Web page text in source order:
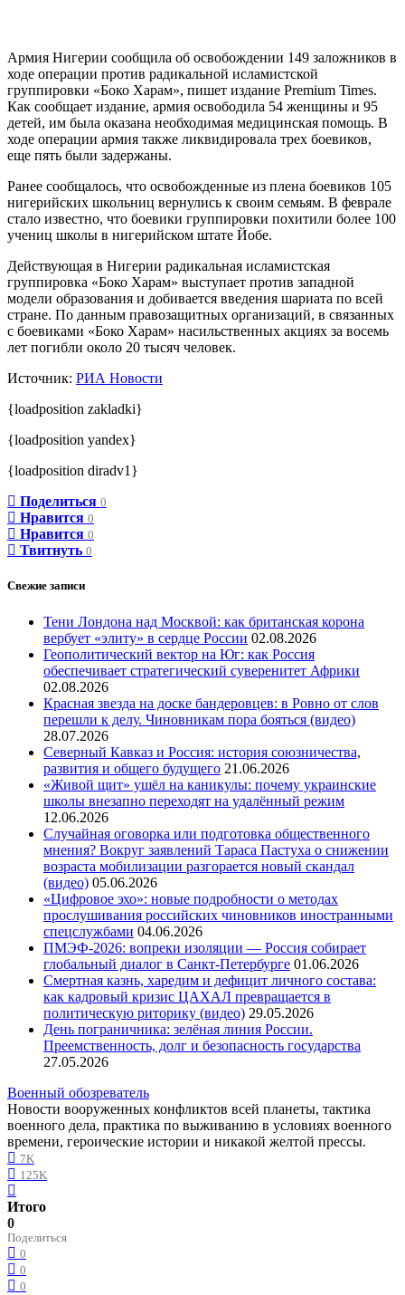
Армия Нигерии сообщила об освобождении 149 заложников в
ходе операции против радикальной исламистской
группировки «Боко Харам», пишет издание Premium Times.
Как сообщает издание, армия освободила 54 женщины и 95
детей, им была оказана необходимая медицинская помощь. В
ходе операции армия также ликвидировала трех боевиков,
еще пять были задержаны.
Ранее сообщалось, что освобожденные из плена боевиков 105
нигерийских школьниц вернулись к своим семьям. В феврале
стало известно, что боевики группировки похитили более 100
учениц школы в нигерийском штате Йобе.
Действующая в Нигерии радикальная исламистская
группировка «Боко Харам» выступает против западной
модели образования и добивается введения шариата по всей
стране. По данным правозащитных организаций, в связанных
с боевиками «Боко Харам» насильственных акциях за восемь
лет погибли около 20 тысяч человек.
Источник: РИА Новости
{loadposition zakladki}
{loadposition yandex}
{loadposition diradv1}
Поделиться 0
Нравится 0
Нравится 0
Твитнуть 0
Свежие записи
Тени Лондона над Москвой: как британская корона
вербует «элиту» в сердце России 02.08.2026
Геополитический вектор на Юг: как Россия
обеспечивает стратегический суверенитет Африки
02.08.2026
Красная звезда на доске бандеровцев: в Ровно от слов
перешли к делу. Чиновникам пора бояться (видео)
28.07.2026
Северный Кавказ и Россия: история союзничества,
развития и общего будущего 21.06.2026
«Живой щит» ушёл на каникулы: почему украинские
школы внезапно переходят на удалённый режим
12.06.2026
Случайная оговорка или подготовка общественного
мнения? Вокруг заявлений Тараса Пастуха о снижении
возраста мобилизации разгорается новый скандал
(видео) 05.06.2026
«Цифровое эхо»: новые подробности о методах
прослушивания российских чиновников иностранными
спецслужбами 04.06.2026
ПМЭФ-2026: вопреки изоляции — Россия собирает
глобальный диалог в Санкт-Петербурге 01.06.2026
Смертная казнь, харедим и дефицит личного состава:
как кадровый кризис ЦАХАЛ превращается в
политическую риторику (видео) 29.05.2026
День пограничника: зелёная линия России.
Преемственность, долг и безопасность государства
27.05.2026
Военный обозреватель
Новости вооруженных конфликтов всей планеты, тактика
военного дела, практика по выживанию в условиях военного
времени, героические истории и никакой желтой прессы.
7K
125K
Итого
0
Поделиться
0
0
0